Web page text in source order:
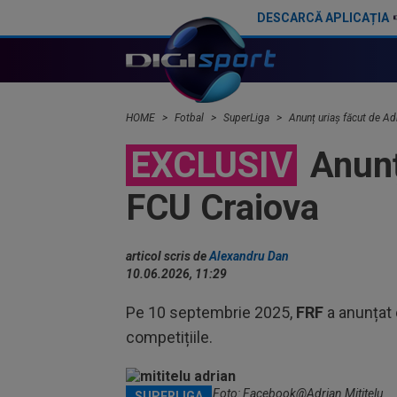
DESCARCĂ APLICAȚIA
HOME Fotbal SuperLiga Anunț uriaș făcut de
EXCLUSIV
FCU Craiova
articol scris deAlexandru Dan
10.06.2026, 11:29
Pe 10 septembrie 2025, FRF a anunțat
competițiile.
Adrian Mititelu / Foto: Facebook@Adrian Mititelu